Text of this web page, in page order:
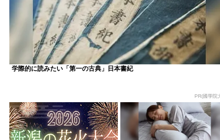
学際的に読みたい「第一の古典」日本書紀
PR(國學院